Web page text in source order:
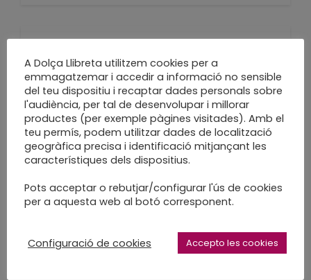
Feliços 90 avi!! Amor
de nétes
Àlbum de fotos
LEARN MORE
Voilà! Aires
provençals….
A Dolça Llibreta utilitzem cookies per a
emmagatzemar i accedir a informació no sensible
del teu dispositiu i recaptar dades personals sobre
l'audiència, per tal de desenvolupar i millorar
productes (per exemple pàgines visitades). Amb el
teu permís, podem utilitzar dades de localització
geogràfica precisa i identificació mitjançant les
característiques dels dispositius.
Pots acceptar o rebutjar/configurar l'ús de cookies
per a aquesta web al botó corresponent.
Configuració de cookies Accepto les cookies